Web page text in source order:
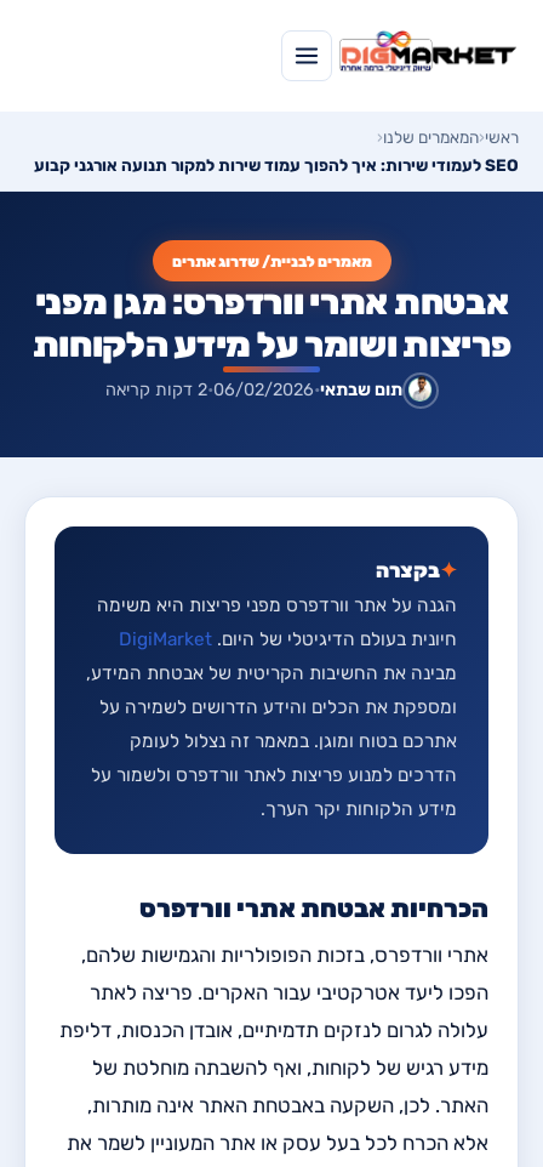
ראשי‹המאמרים שלנו‹
SEO לעמודי שירות: איך להפוך עמוד שירות למקור תנועה אורגני קבוע
מאמרים לבניית/ שדרוג אתרים
אבטחת אתרי וורדפרס: מגן מפני
פריצות ושומר על מידע הלקוחות
תום שבתאי•
06/02/2026
•2 דקות קריאה
✦בקצרה
הגנה על אתר וורדפרס מפני פריצות היא משימה
חיונית בעולם הדיגיטלי של היום. DigiMarket
מבינה את החשיבות הקריטית של אבטחת המידע,
ומספקת את הכלים והידע הדרושים לשמירה על
אתרכם בטוח ומוגן. במאמר זה נצלול לעומק
הדרכים למנוע פריצות לאתר וורדפרס ולשמור על
מידע הלקוחות יקר הערך.
הכרחיות אבטחת אתרי וורדפרס
אתרי וורדפרס, בזכות הפופולריות והגמישות שלהם,
הפכו ליעד אטרקטיבי עבור האקרים. פריצה לאתר
עלולה לגרום לנזקים תדמיתיים, אובדן הכנסות, דליפת
מידע רגיש של לקוחות, ואף להשבתה מוחלטת של
האתר. לכן, השקעה באבטחת האתר אינה מותרות,
אלא הכרח לכל בעל עסק או אתר המעוניין לשמר את